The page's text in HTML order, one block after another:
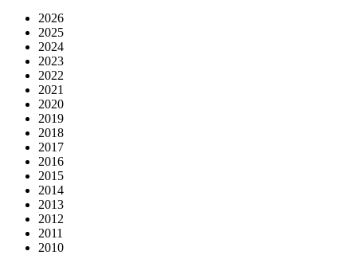
2026
2025
2024
2023
2022
2021
2020
2019
2018
2017
2016
2015
2014
2013
2012
2011
2010